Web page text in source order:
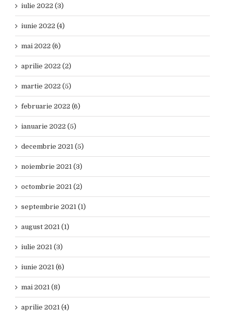
iulie 2022 (3)
iunie 2022 (4)
mai 2022 (6)
aprilie 2022 (2)
martie 2022 (5)
februarie 2022 (6)
ianuarie 2022 (5)
decembrie 2021 (5)
noiembrie 2021 (3)
octombrie 2021 (2)
septembrie 2021 (1)
august 2021 (1)
iulie 2021 (3)
iunie 2021 (6)
mai 2021 (8)
aprilie 2021 (4)